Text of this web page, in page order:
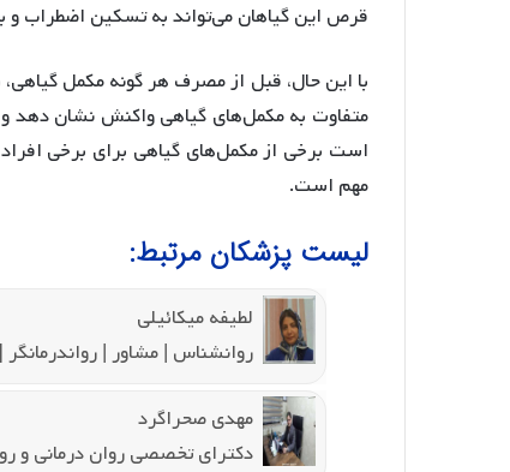
قرص این گیاهان می‌تواند به تسکین اضطراب و
با این حال، قبل از مصرف هر گونه مکمل
متفاوت به مکمل‌های گیاهی واکنش نشان دهد
است برخی از مکمل‌های گیاهی برای برخی
مهم است.
لیست پزشکان مرتبط:
لطیفه میکائیلی
روانشناس | مشاور | رواندرمانگر
مهدی صحراگرد
دکترای تخصصی روان درمانی و